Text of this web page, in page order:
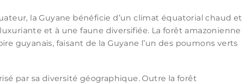
la Guyane bénéficie d’un climat équatorial chaud et
et à une faune diversifiée. La forêt amazonienne
guyanais, faisant de la Guyane l’un des poumons verts
par sa diversité géographique. Outre la forêt